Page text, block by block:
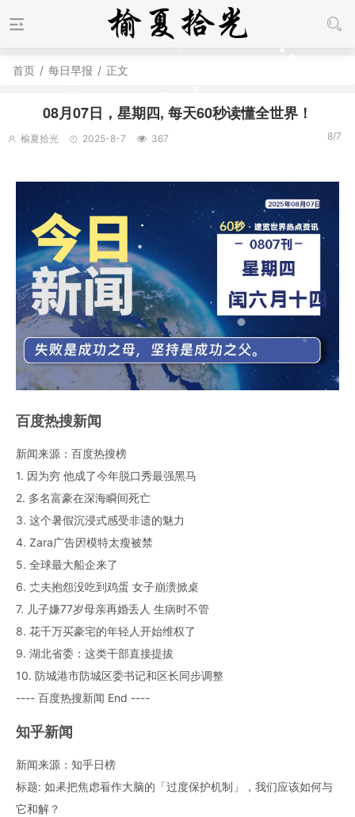
首页 / 每日早报 / 正文
08月07日，星期四, 每天60秒读懂全世界！
榆夏拾光 2025-8-7 367 8/7
百度热搜新闻
新闻来源：百度热搜榜
1. 因为穷 他成了今年脱口秀最强黑马
2. 多名富豪在深海瞬间死亡
3. 这个暑假沉浸式感受非遗的魅力
4. Zara广告因模特太瘦被禁
5. 全球最大船企来了
6. 丈夫抱怨没吃到鸡蛋 女子崩溃掀桌
7. 儿子嫌77岁母亲再婚丢人 生病时不管
8. 花千万买豪宅的年轻人开始维权了
9. 湖北省委：这类干部直接提拔
10. 防城港市防城区委书记和区长同步调整
---- 百度热搜新闻 End ----
知乎新闻
新闻来源：知乎日榜
标题: 如果把焦虑看作大脑的「过度保护机制」，我们应该如何与
它和解？